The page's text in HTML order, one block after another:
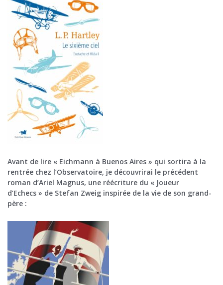
Avant de lire « Eichmann à Buenos Aires » qui sortira à la
rentrée chez l’Observatoire, je découvrirai le précédent
roman d’Ariel Magnus, une réécriture du « Joueur
d’Echecs » de Stefan Zweig inspirée de la vie de son grand-
père :